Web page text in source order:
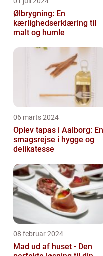
Ølbrygning: En
kærlighedserklæring til
malt og humle
06 marts 2024
Oplev tapas i Aalborg: En
smagsrejse i hygge og
delikatesse
08 februar 2024
Mad ud af huset - Den